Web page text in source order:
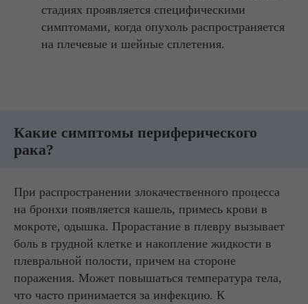
стадиях проявляется специфическими
симптомами, когда опухоль распространяется
на плечевые и шейные сплетения.
Какие симптомы периферического
рака?
При распространении злокачественного процесса
на бронхи появляется кашель, примесь крови в
мокроте, одышка. Прорастание в плевру вызывает
боль в грудной клетке и накопление жидкости в
плевральной полости, причем на стороне
поражения. Может повышаться температура тела,
что часто принимается за инфекцию. К